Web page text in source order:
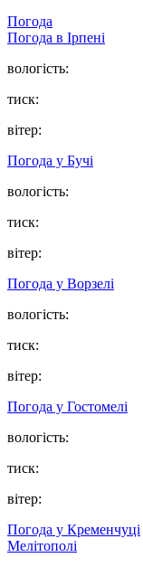
Погода
Погода в Ірпені
вологість:
тиск:
вітер:
Погода у Бучі
вологість:
тиск:
вітер:
Погода у Ворзелі
вологість:
тиск:
вітер:
Погода у Гостомелі
вологість:
тиск:
вітер:
Погода у Кременчуці
Мелітополі